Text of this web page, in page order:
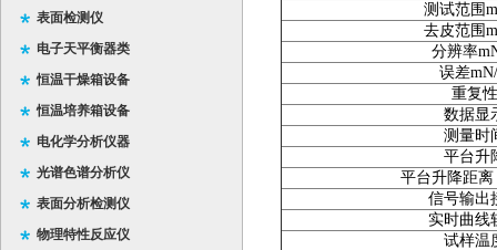
表面检测仪
电子天平衡器类
恒温干燥箱设备
恒温培养箱设备
电化学分析仪器
光谱色谱分析仪
表面分析检测仪
物理特性反应仪
测试范围
去皮范围
分辨率
误差
重复性
数据显
测量时
平台升
平台升降距离
信号输出
实时曲线
试样温